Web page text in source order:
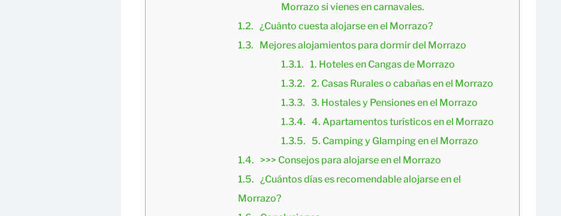
Morrazo si vienes en carnavales.
¿Cuánto cuesta alojarse en el Morrazo?
Mejores alojamientos para dormir del Morrazo
1. Hoteles en Cangas de Morrazo
2. Casas Rurales o cabañas en el Morrazo
3. Hostales y Pensiones en el Morrazo
4. Apartamentos turísticos en el Morrazo
5. Camping y Glamping en el Morrazo
>>> Consejos para alojarse en el Morrazo
¿Cuántos días es recomendable alojarse en el
Morrazo?